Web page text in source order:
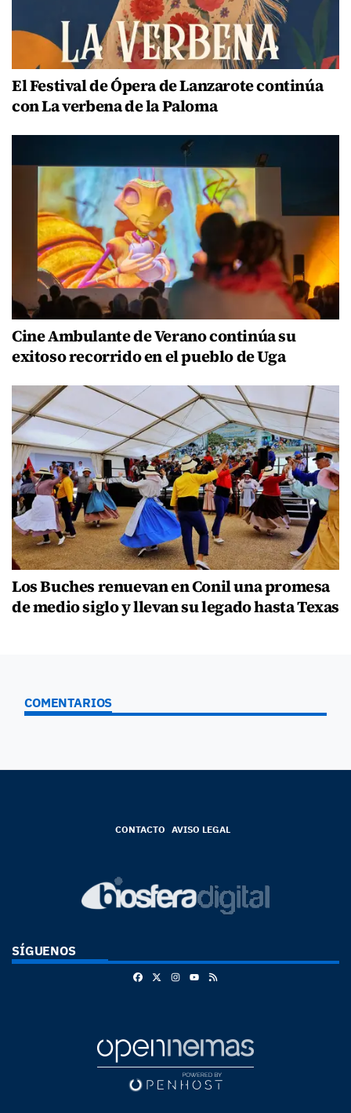
El Festival de Ópera de Lanzarote continúa
con La verbena de la Paloma
Cine Ambulante de Verano continúa su
exitoso recorrido en el pueblo de Uga
Los Buches renuevan en Conil una promesa
de medio siglo y llevan su legado hasta Texas
COMENTARIOS
CONTACTO AVISO LEGAL
SÍGUENOS
FacebookInstagram